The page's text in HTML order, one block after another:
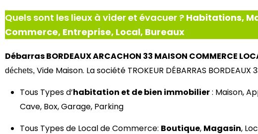
Quels sont les lieux à vider et évacuer ? Habitations,
Commerce, Entreprise, Local, Bureaux
Débarras BORDEAUX ARCACHON 33 MAISON COMMERCE
déchets, Vide Maison. La société TROKEUR DÉBARRAS
Tous Types d’habitation et de bien immobilier: Maison,
Cave, Box, Garage, Parking
Tous Types de Local de Commerce: Boutique, Magasin,